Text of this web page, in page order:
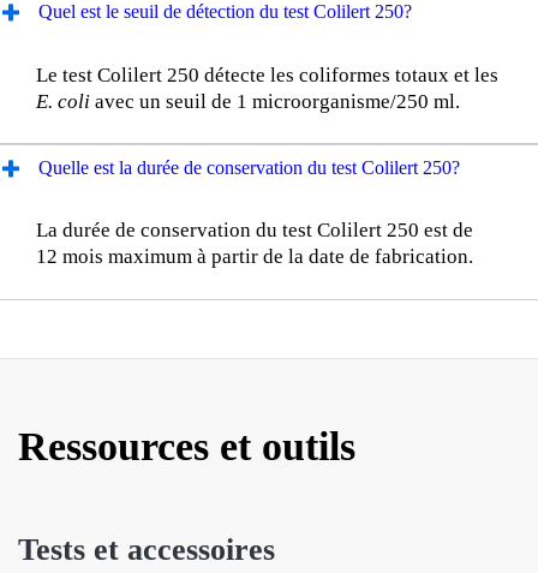
Quel est le seuil de détection du test Colilert 250?
Le test Colilert 250 détecte les coliformes totaux et les
E. coli avec un seuil de 1 microorganisme/250 ml.
Quelle est la durée de conservation du test Colilert 250?
La durée de conservation du test Colilert 250 est de
12 mois maximum à partir de la date de fabrication.
Ressources et outils
Tests et accessoires